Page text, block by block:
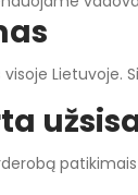
Lietuvoje.